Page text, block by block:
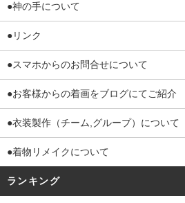
●神の手について
●リンク
●スマホからのお問合せについて
●お客様からの着画をブログにてご紹介
●衣装製作（チーム,グループ）について
●着物リメイクについて
ランキング